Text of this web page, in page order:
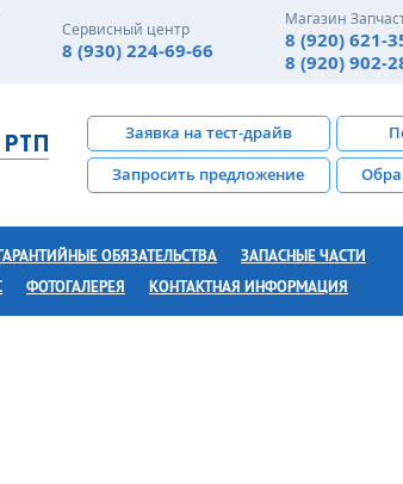
Сервисный центр
8 (930) 224-69-66
Магазин
8 (920) 621-
8 (920) 902-
Заявка на тест-драйв
Запросить предложение
ОБЯЗАТЕЛЬСТВА
ЗАПАСНЫЕ ЧАСТИ
ФОТОГАЛЕРЕЯ КОНТАКТНАЯ ИНФОРМАЦИЯ